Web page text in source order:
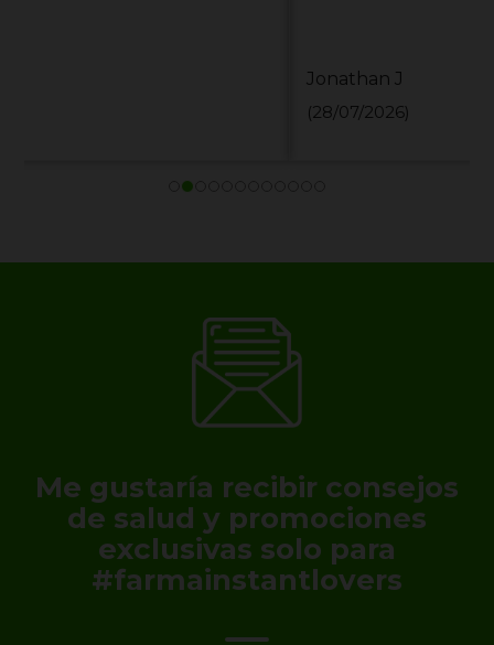
Me gustaría recibir consejos
de salud y promociones
exclusivas solo para
#farmainstantlovers